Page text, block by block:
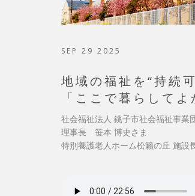
SEP 29 2025
地域の福祉を“持続
「ここで暮らして
社会福祉法人 銚子市社会福祉事業
理事長 笹本 博史さま
特別養護老人ホーム松籟の丘 施